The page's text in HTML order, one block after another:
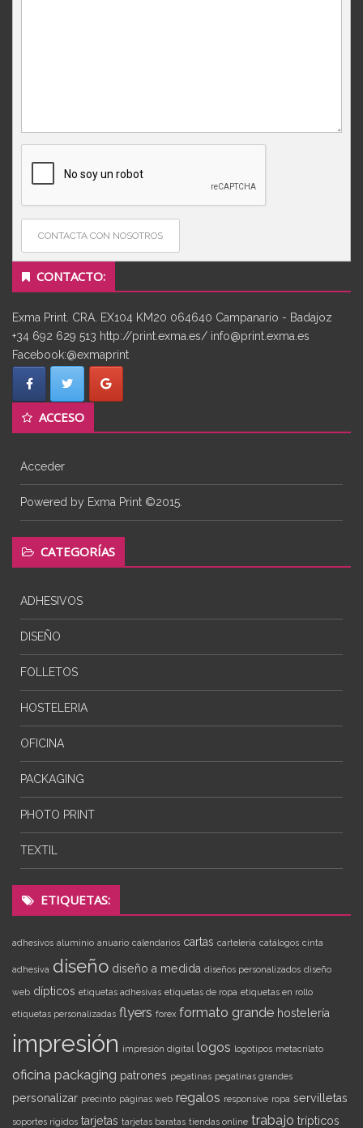
CONTACTA CON NOSOTROS
CONTACTO:
Exma Print. CRA. EX104 KM20 064640 Campanario - Badajoz
+34 692 629 513 http://print.exma.es/ info@print.exma.es
Facebook:@exmaprint
ACCESO
Acceder
Powered by Exma Print ©2015.
CATEGORÍAS
ADHESIVOS
DISEÑO
FOLLETOS
HOSTELERIA
OFICINA
PACKAGING
PHOTO PRINT
TEXTIL
ETIQUETAS:
adhesivos aluminio anuario calendarios cartas cartelería catálogos cinta
adhesiva diseño diseño a medida diseños personalizados diseño
web dípticos etiquetas adhesivas etiquetas de ropa etiquetas en rollo
etiquetas personalizadas flyers forex formato grande hostelería
impresión impresión digital logos logotipos metacrilato
oficina packaging patrones pegatinas pegatinas grandes
personalizar precinto páginas web regalos responsive ropa servilletas
soportes rígidos tarjetas tarjetas baratas tiendas online trabajo trípticos